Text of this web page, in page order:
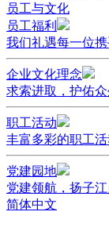
员工与文化
员工福利
我们礼遇每一位携
企业文化理念
求索进取，护佑众
职工活动
丰富多彩的职工活
党建园地
党建领航，扬子江
简体中文